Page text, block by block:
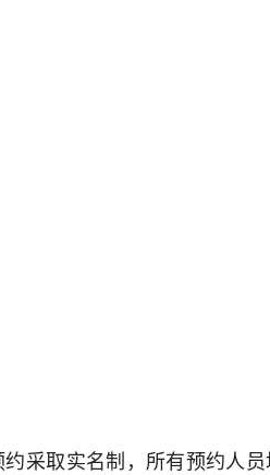
采取实名制，所有预约人